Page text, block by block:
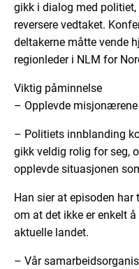
gikk i dialog med
reversere vedtaket.
deltakerne måtte vende
regionleder i NLM for
Viktig påminnelse
– Opplevde
– Politiets innblanding
gikk veldig rolig for seg,
opplevde situasjonen
Han sier at episoden
om at det ikke er enkelt
aktuelle landet.
– Vår